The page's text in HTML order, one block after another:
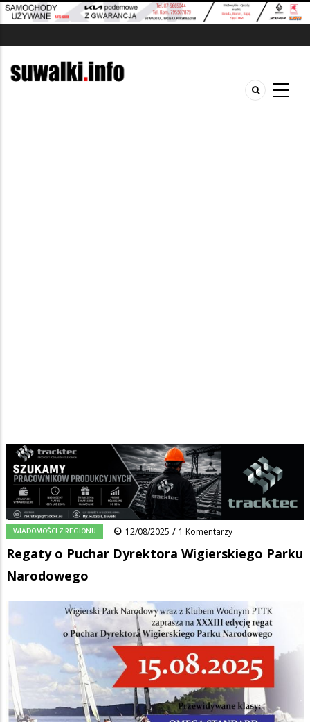
Ścieżka
nawigacyjna
Strona główna Wiadomości/Wiadomości z regionu
Regaty o Puchar Dyrektora Wigierskiego Parku Narodowego
FacebookPinterest Tumblr
0 Reddit Share
WIADOMOŚCI Z REGIONU 12/08/2025 / 1 Komentarzy
Regaty o Puchar Dyrektora Wigierskiego Parku
Narodowego